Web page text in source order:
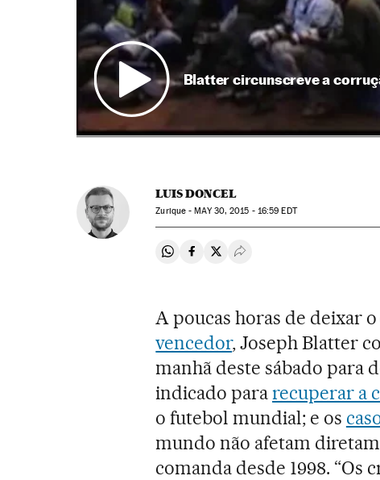
Blatter circunscreve a
LUIS DONCEL
Zurique -MAY30, 2015 - 16:59 EDT
Compartir en Whatsapp
Compartir en Facebook
Compartir en Twitter
Desplegar Redes Sociales
A poucas horas de deixar
vencedor, Joseph Blatter
manhã deste sábado para
indicado pararecuperar a
o futebol mundial; e os
mundo não afetam
comanda desde 1998.